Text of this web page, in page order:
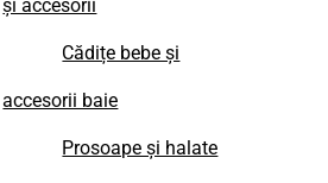
și accesorii
Cădițe bebe și
accesorii baie
Prosoape și halate